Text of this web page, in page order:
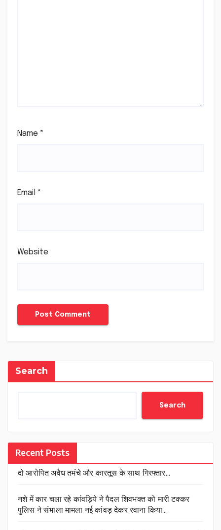
Name *
Email *
Website
Search
Search
Recent Posts
दो आरोपित अवैध तमंचे और कारतूस के साथ गिरफ्तार…
नशे में कार चला रहे कांवड़िये ने पैदल शिवभक्त को मारी टक्कर
पुलिस ने संभाला मामला नई कांवड़ देकर रवाना किया…